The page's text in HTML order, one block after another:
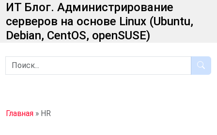
ИТ Блог. Администрирование
серверов на основе Linux (Ubuntu,
Debian, CentOS, openSUSE)
Главная » HR